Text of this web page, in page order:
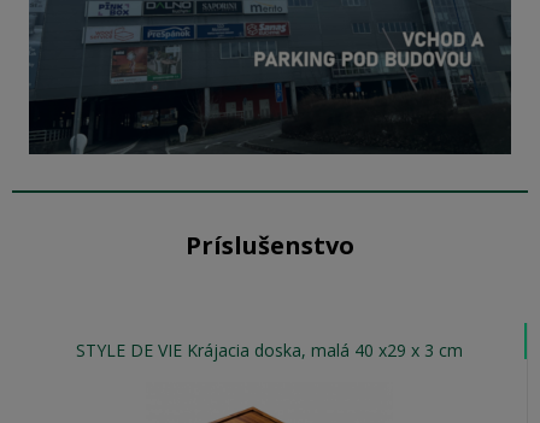
Príslušenstvo
STYLE DE VIE Krájacia doska, malá 40 x29 x 3 cm